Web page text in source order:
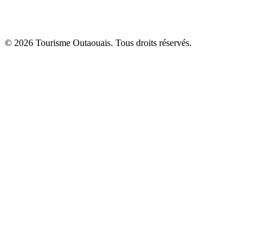
© 2026 Tourisme Outaouais. Tous droits réservés.